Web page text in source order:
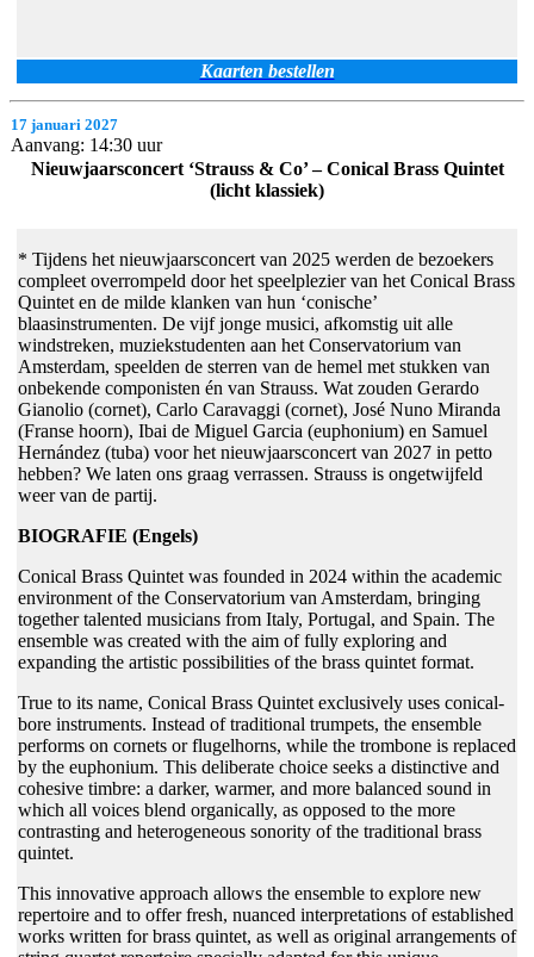
Kaarten bestellen
17 januari 2027
Aanvang: 14:30 uur
Nieuwjaarsconcert ‘Strauss & Co’ – Conical Brass Quintet
(licht klassiek)
* Tijdens het nieuwjaarsconcert van 2025 werden de bezoekers
compleet overrompeld door het speelplezier van het Conical Brass
Quintet en de milde klanken van hun ‘conische’
blaasinstrumenten. De vijf jonge musici, afkomstig uit alle
windstreken, muziekstudenten aan het Conservatorium van
Amsterdam, speelden de sterren van de hemel met stukken van
onbekende componisten én van Strauss. Wat zouden Gerardo
Gianolio (cornet), Carlo Caravaggi (cornet), José Nuno Miranda
(Franse hoorn), Ibai de Miguel Garcia (euphonium) en Samuel
Hernández (tuba) voor het nieuwjaarsconcert van 2027 in petto
hebben? We laten ons graag verrassen. Strauss is ongetwijfeld
weer van de partij.
BIOGRAFIE (Engels)
Conical Brass Quintet was founded in 2024 within the academic
environment of the Conservatorium van Amsterdam, bringing
together talented musicians from Italy, Portugal, and Spain. The
ensemble was created with the aim of fully exploring and
expanding the artistic possibilities of the brass quintet format.
True to its name, Conical Brass Quintet exclusively uses conical-
bore instruments. Instead of traditional trumpets, the ensemble
performs on cornets or flugelhorns, while the trombone is replaced
by the euphonium. This deliberate choice seeks a distinctive and
cohesive timbre: a darker, warmer, and more balanced sound in
which all voices blend organically, as opposed to the more
contrasting and heterogeneous sonority of the traditional brass
quintet.
This innovative approach allows the ensemble to explore new
repertoire and to offer fresh, nuanced interpretations of established
works written for brass quintet, as well as original arrangements of